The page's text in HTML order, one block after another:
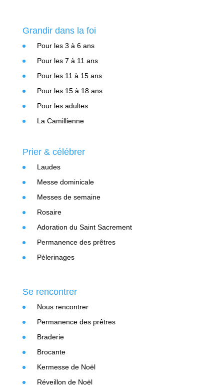
Grandir dans la foi
Pour les 3 à 6 ans
Pour les 7 à 11 ans
Pour les 11 à 15 ans
Pour les 15 à 18 ans
Pour les adultes
La Camillienne
Prier & célébrer
Laudes
Messe dominicale
Messes de semaine
Rosaire
Adoration du Saint Sacrement
Permanence des prêtres
Pèlerinages
Se rencontrer
Nous rencontrer
Permanence des prêtres
Braderie
Brocante
Kermesse de Noël
Réveillon de Noël